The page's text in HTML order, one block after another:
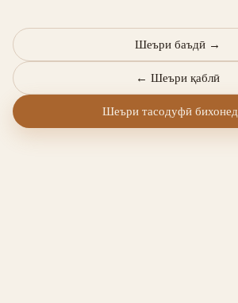
← Шеъри қаблӣ
Шеъри баъдӣ →
Шеъри тасодуфӣ бихонед